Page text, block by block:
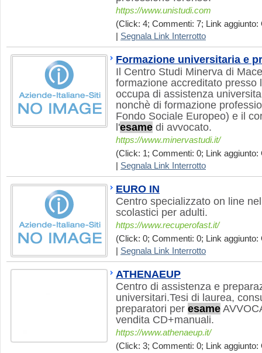
https://www.unistudi.com
(Click: 4; Commenti: 7; Link aggiunto:
Segnala Link Interrotto
Formazione universitaria e
Il Centro Studi Minerva di
formazione accreditato presso
occupa di assistenza
nonchè di formazione
Fondo Sociale Europeo) e il
l'esame di avvocato.
https://www.minervastudi.it/
(Click: 1; Commenti: 0; Link aggiunto:
Segnala Link Interrotto
EURO IN
Centro specializzato on line
scolastici per adulti.
https://www.recuperofast.it/
(Click: 0; Commenti: 0; Link aggiunto:
Segnala Link Interrotto
ATHENAEUP
Centro di assistenza e
universitari.Tesi di laurea,
preparatori per esame
vendita CD+manuali.
https://www.athenaeup.it/
(Click: 3; Commenti: 0; Link aggiunto: